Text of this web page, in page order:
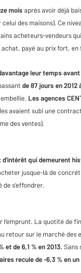
mois après avoir déjà
des maisons). Ce
acheteurs-vendeurs
payé au prix fort,
leur temps
de 87 jours en 2012
Les agences
avaient subi une
des ventes).
qui demeurent
jusque-là de
s’effondrer.
La quotité de
retour sur le marché des
et de 6,1 % en 2013. Sans
recule de -6,3 % en un